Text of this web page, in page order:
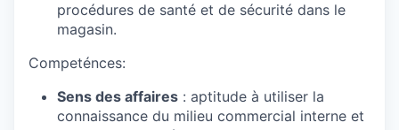
procédures de santé et de sécurité dans le
magasin.
Competénces:
Sens des affaires : aptitude à utiliser la
connaissance du milieu commercial interne et